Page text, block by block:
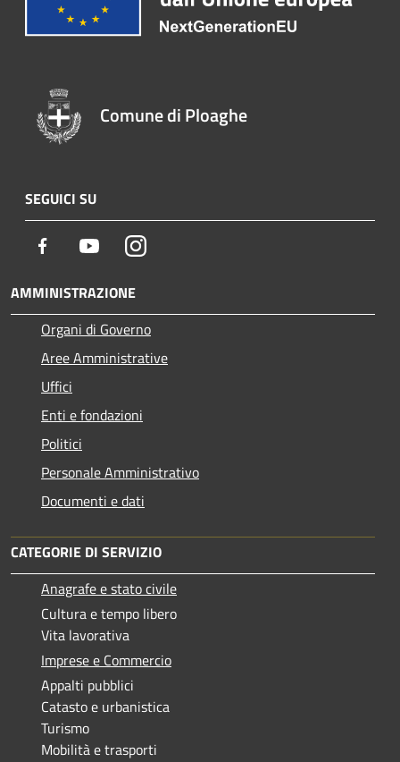
Comune di Ploaghe
SEGUICI SU
Facebook YoutubeInstagram
AMMINISTRAZIONE
Organi di Governo
Aree Amministrative
Uffici
Enti e fondazioni
Politici
Personale Amministrativo
Documenti e dati
CATEGORIE DI SERVIZIO
Anagrafe e stato civile
Cultura e tempo libero
Vita lavorativa
Imprese e Commercio
Appalti pubblici
Catasto e urbanistica
Turismo
Mobilità e trasporti